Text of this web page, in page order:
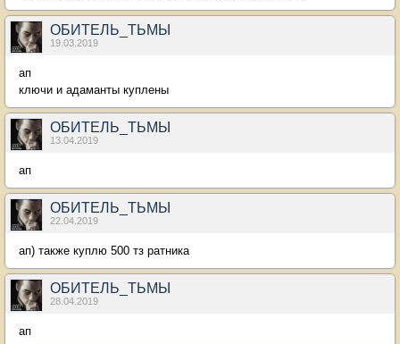
ОБИТЕЛЬ_ТЬМЫ
19.03.2019
ап
ключи и адаманты куплены
ОБИТЕЛЬ_ТЬМЫ
13.04.2019
ап
ОБИТЕЛЬ_ТЬМЫ
22.04.2019
ап) также куплю 500 тз ратника
ОБИТЕЛЬ_ТЬМЫ
28.04.2019
ап